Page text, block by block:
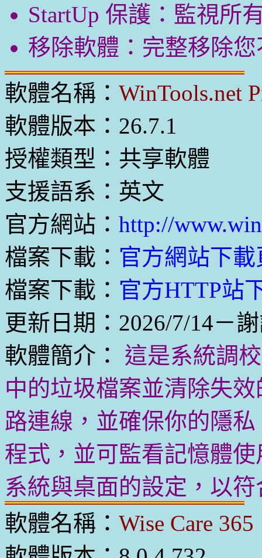
StartUp 保護：監視所
移除軟體：完整移除
軟體名稱： WinTools.net
軟體版本：26.7.1
授權類型：共享軟體
支援語系：英文
官方網站： http://
檔案下載： 官方網站下載
檔案下載： 官方HTTP站
更新日期：2026/7/14－
軟體簡介：
這是系統調
中的垃圾檔案並清除失
路連線，並確保你的隱
程式，並可監看記憶體
系統與桌面的設定，以
軟體名稱： Wise Care 365